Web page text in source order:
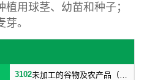
用球茎、幼苗和种子；
。
3102 未加工的谷物及农产品（不包括蔬菜，种子）